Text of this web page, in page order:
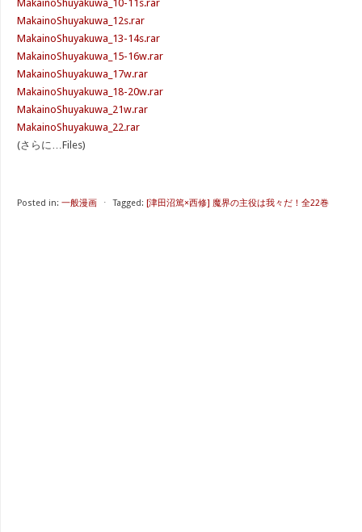
MakainoShuyakuwa_10-11s.rar
MakainoShuyakuwa_12s.rar
MakainoShuyakuwa_13-14s.rar
MakainoShuyakuwa_15-16w.rar
MakainoShuyakuwa_17w.rar
MakainoShuyakuwa_18-20w.rar
MakainoShuyakuwa_21w.rar
MakainoShuyakuwa_22.rar
(さらに…Files)
Posted in: 一般漫画 ⋅ Tagged: [津田沼篤×西修] 魔界の主役は我々だ！全22巻